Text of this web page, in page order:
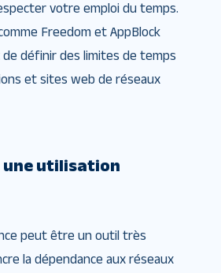
votre emploi du temps.
Freedom et AppBlock
définir des limites de temps
et sites web de réseaux
une utilisation
peut être un outil très
la dépendance aux réseaux